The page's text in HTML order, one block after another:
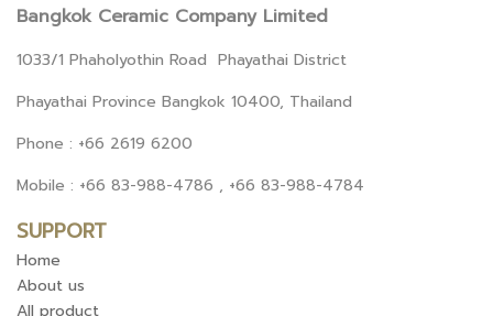
Bangkok Ceramic Company Limited
1033/1 Phaholyothin Road Phayathai District
Phayathai Province Bangkok 10400, Thailand
Phone : +66 2619 6200
Mobile : +66 83-988-4786 , +66 83-988-4784
SUPPORT
Home
About us
All product